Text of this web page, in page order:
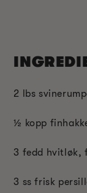
2 lbs
½ kopp
3 fedd hvitløk,
3 ss frisk